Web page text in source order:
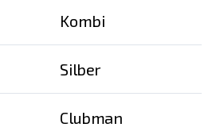
Kombi
Silber
Clubman